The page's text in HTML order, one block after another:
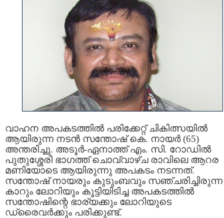
വാഹന അപകടത്തില്‍ പരിക്കേറ്റ് ചികിത്സയിൽ
ആയിരുന്ന നടൻ സന്തോഷ് കെ. നായര്‍ (65)
അന്തരിച്ചു. അടൂർ-ഏനാത്ത് എം. സി. റോഡിൽ
പുതുശ്ശേരി ഭാഗത്ത് ചൊവ്വാഴ്ച രാവിലെ ആറര
മണിയോടെ ആയിരുന്നു അപകടം നടന്നത്.
സന്തോഷ് നായരും കുടുംബവും സഞ്ചരിച്ചിരുന്ന
കാറും ലോറിയും കൂട്ടിയിടിച്ച അപകടത്തില്‍
സന്തോഷിന്റെ ഭാര്യക്കും ലോറിയുടെ
ഡ്രൈവര്‍ക്കും പരിക്കുണ്ട്.